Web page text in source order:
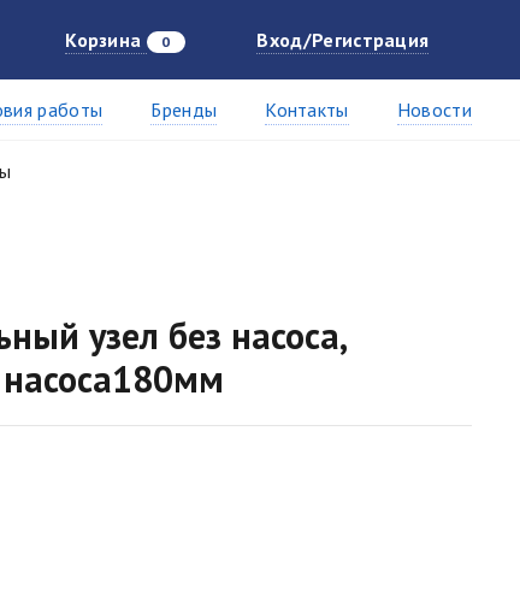
Корзина 0 Вход/Регистрация
работы Бренды Контакты Новости
узел без насоса,